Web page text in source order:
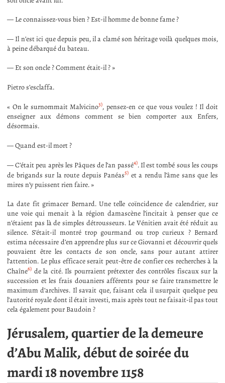
— Le connaissez-vous bien ? Est-il homme de bonne fame ?
— Il n’est ici que depuis peu, il a clamé son héritage voilà quelques mois,
à peine débarqué du bateau.
— Et son oncle ? Comment était-il ? »
Pietro s’esclaffa.
« On le surnommait Malvicino3), pensez-en ce que vous voulez ! Il doit
enseigner aux démons comment se bien comporter aux Enfers,
désormais.
— Quand est-il mort ?
— C’était peu après les Pâques de l’an passé4). Il est tombé sous les coups
de brigands sur la route depuis Panéas5) et a rendu l’âme sans que les
mires n’y puissent rien faire. »
La date fit grimacer Bernard. Une telle coïncidence de calendrier, sur
une voie qui menait à la région damascène l’incitait à penser que ce
n’étaient pas là de simples détrousseurs. Le Vénitien avait été réduit au
silence. S’était-il montré trop gourmand ou trop curieux ? Bernard
estima nécessaire d’en apprendre plus sur ce Giovanni et découvrir quels
pouvaient être les contacts de son oncle, sans pour autant attirer
l’attention. Le plus efficace serait peut-être de confier ces recherches à la
Chaîne6) de la cité. Ils pourraient prétexter des contrôles fiscaux sur la
succession et les frais douaniers afférents pour se faire transmettre le
maximum d’archives. Il savait que, faisant cela il usurpait quelque peu
l’autorité royale dont il était investi, mais après tout ne faisait-il pas tout
cela également pour Baudoin ?
Jérusalem, quartier de la demeure
d’Abu Malik, début de soirée du
mardi 18 novembre 1158